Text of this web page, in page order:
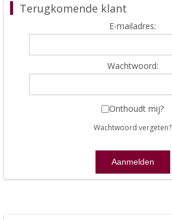
Terugkomende klant
E-mailadres:
Wachtwoord:
Onthoudt mij?
Wachtwoord vergeten?